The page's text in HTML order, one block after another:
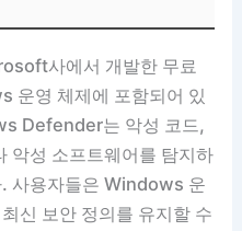
사에서 개발한 무료
운영 체제에 포함되어 있
Defender는 악성 코드,
악성 소프트웨어를 탐지하
사용자들은 Windows 운
신 보안 정의를 유지할 수